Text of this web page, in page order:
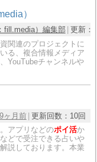
）
fill.media）編集部 更新：
関連のプロジェクトに
る、複合情報メディア
YouTubeチャンネルや
ヶ月前 更新回数： 10回
アプリなどのポイ活か
どで受注できる占いや
説しております。本業